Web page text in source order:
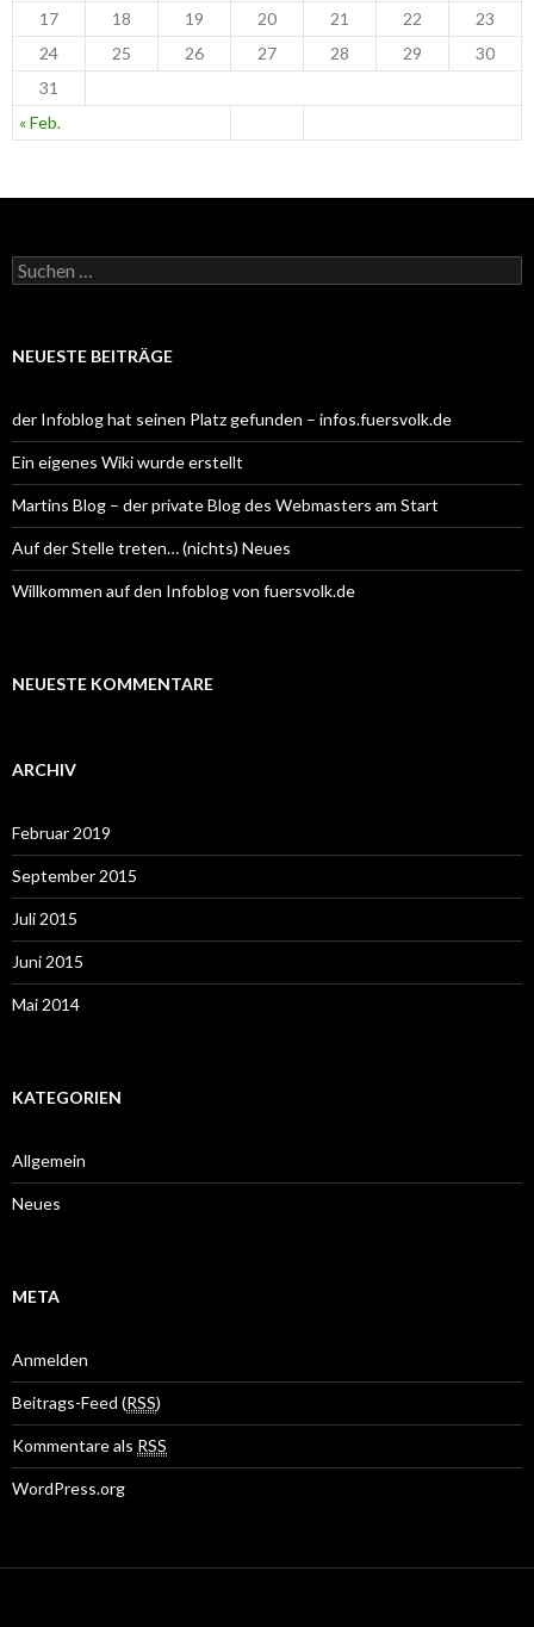
« Feb.
17
18 19 20 21 22
23
24
25 26 27 28 29
30
31
S
u
e
a
c
h
:
NEUESTE BEITRÄGE
der Infoblog hat seinen Platz gefunden – infos.fuersvolk.de
Ein eigenes Wiki wurde erstellt
Martins Blog – der private Blog des Webmasters am Start
Auf der Stelle treten… (nichts) Neues
Willkommen auf den Infoblog von fuersvolk.de
NEUESTE KOMMENTARE
ARCHIV
Februar 2019
September 2015
Juli 2015
Juni 2015
Mai 2014
KATEGORIEN
Allgemein
Neues
META
Anmelden
Beitrags-Feed (RSS)
Kommentare als RSS
WordPress.org